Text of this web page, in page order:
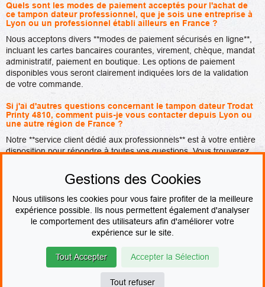
Quels sont les modes de paiement acceptés pour l'achat de
ce tampon dateur professionnel, que je sois une entreprise à
Lyon ou un professionnel établi ailleurs en France ?
Nous acceptons divers **modes de paiement sécurisés en ligne**,
incluant les cartes bancaires courantes, virement, chèque, mandat
administratif, paiement en boutique. Les options de paiement
disponibles vous seront clairement indiquées lors de la validation
de votre commande.
Si j'ai d'autres questions concernant le tampon dateur Trodat
Printy 4810, comment puis-je vous contacter depuis Lyon ou
une autre région de France ?
Notre **service client dédié aux professionnels** est à votre entière
disposition pour répondre à toutes vos questions. Vous trouverez
notre page de contact. N'hésitez pas à nous solliciter, que vous
soyez une entreprise à Lyon, une administration en Auvergne-
Rhône-Alpes ou un professionnel dans toute autre région de
France.
Gestions des Cookies
Nous utilisons les cookies pour vous faire profiter de la meilleure
expérience possible. Ils nous permettent également d'analyser
le comportement des utilisateurs afin d'améliorer votre
expérience sur le site.
Tout Accepter Accepter la Sélection
Tout refuser
PAIEMENT SÉCURISÉ
© Le fabricant de Tampons Contact
Mentions légales
Devenir revendeur